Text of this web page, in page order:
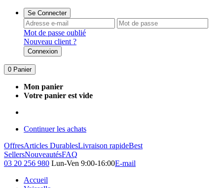
Se Connecter
Mot de passe oublié
Nouveau client ?
Connexion
0 Panier
Mon panier
Votre panier est vide
Continuer les achats
OffresArticles DurablesLivraison rapideBest
SellersNouveautésFAQ
03 20 256 980 Lun-Ven 9:00-16:00E-mail
Accueil